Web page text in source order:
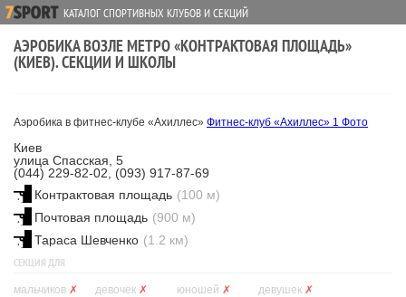
КАТАЛОГ СПОРТИВНЫХ КЛУБОВ И СЕКЦИЙ
АЭРОБИКА ВОЗЛЕ МЕТРО «КОНТРАКТОВАЯ ПЛОЩАДЬ»
(КИЕВ). СЕКЦИИ И ШКОЛЫ
Аэробика в фитнес-клубе «Ахиллес» Фитнес-клуб «Ахиллес» 1 Фото
Киев
улица Спасская, 5
(044) 229-82-02, (093) 917-87-69
Контрактовая площадь (100 м)
Почтовая площадь (900 м)
Тараса Шевченко (1.2 км)
СЕКЦИЯ ДЛЯ
мальчиков ✗ девочек ✗ юношей ✗ девушек ✗